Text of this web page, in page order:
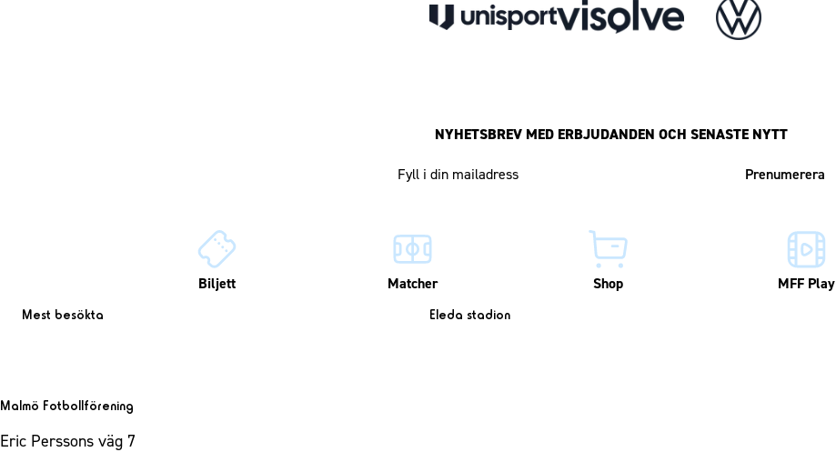
NYHETSBREV MED ERBJUDANDEN OCH SENASTE NYTT
Biljett Matcher Shop MFF Play
Mest besökta Eleda stadion
Malmö Fotbollförening
Eric Perssons väg 7